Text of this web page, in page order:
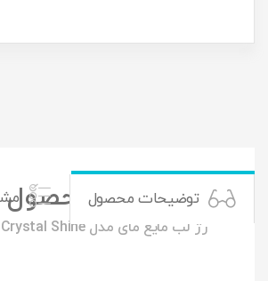
توضیحات محصول
توضیحات محصول
رژ لب مايع مای مدل Crystal Shine شماره 320